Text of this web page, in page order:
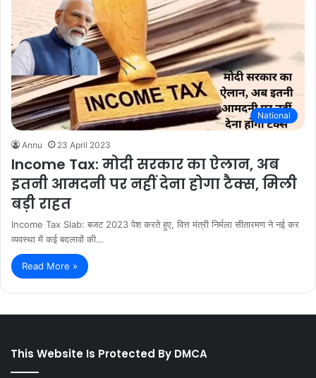
National
Annu 23 April 2023
Income Tax: मोदी सरकार का ऐलान, अब
इतनी आमदनी पर नहीं देना होगा टैक्स, मिली
बड़ी राहत
Income Tax Slab: बजट 2023 पेश करते हुए, वित्त मंत्री निर्मला सीतारमण ने नई कर
व्यवस्था में कई बदलावों की…
Read More »
This Website Is Protected By DMCA